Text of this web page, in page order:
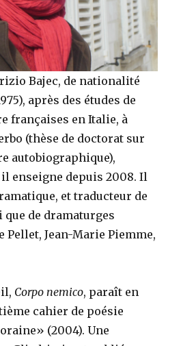
Bajec, de nationalité
après des études de
françaises en Italie, à
(thèse de doctorat sur
autobiographique),
il enseigne depuis 2008. Il
et traducteur de
de dramaturges
Pellet, Jean-Marie Piemme,
Corpo nemico, paraît en
cahier de poésie
(2004). Une